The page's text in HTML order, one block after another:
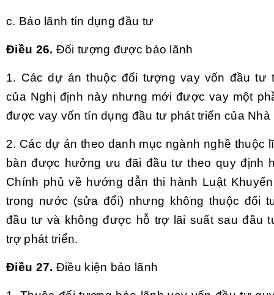
c. Bảo lãnh tín dụng đầu tư
Điều 26. Đối tượng được bảo lãnh
1. Các dự án thuộc đối tượng vay vốn đầu tư
của Nghị định này nhưng mới được vay một
được vay vốn tín dụng đầu tư phát triển của
2. Các dự án theo danh mục ngành nghề thuộc
bàn được hưởng ưu đãi đầu tư theo quy định
Chính phủ về hướng dẫn thi hành Luật
trong nước (sửa đổi) nhưng không thuộc đối
đầu tư và không được hỗ trợ lãi suất sau đầu
trợ phát triển.
Điều 27. Điều kiện bảo lãnh